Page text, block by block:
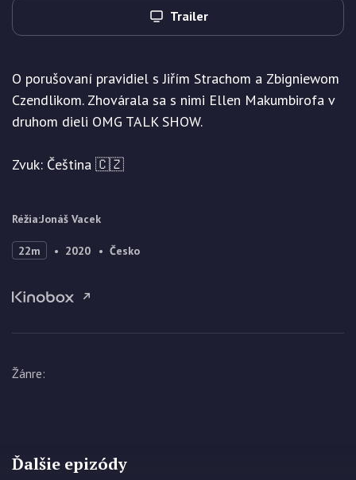
Trailer
O porušovaní pravidiel s Jiřím Strachom a Zbigniewom
Czendlikom. Zhovárala sa s nimi Ellen Makumbirofa v
druhom dieli OMG TALK SHOW.
Zvuk: Čeština 🇨🇿
Réžia:Jonáš Vacek
22m 2020 Česko
Žánre:
Ďalšie epizódy